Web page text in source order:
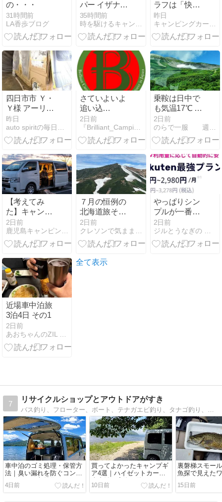
の・・・
31時間前
LA香歩ブログ
パー イザナギ
完成間近
35時間前
ラフは「快適
使用温度」で
選ぶ｜3シー
ズン用が秋冬
るかを気象庁
の平年値で判
定する完全ガ
イド【2026年
版】
昨日
四日市市 Ｙ・
Ｙ様 アーリー
のボティ側＆
内装パーツの
ペイントが完
昨日
さていよいよ
追い込
み！！〜しか
し腰は重い
（笑）〜今年
ントが次々
と！！
2日前
乗鞍は日中で
も気温17℃ そ
んな旅の途中
です
2日前
【考えてみ
た】キャンピ
ングカーで急
遽家出した
ら、何日暮ら
2日前
７月の恒例の
北海道旅その
15〜大雪山で
間宮岳から中
岳温泉そして
2日前
やっぱりシン
プルが一番！
楽天モバイル
へ戻る
2日前
近場車中泊旅
3泊4日 その1
2日前
全て表示
7
リサイクルショップとアウトドアがすき
車中泊のゴミ処理・保管方
法｜臭い漏れを防ぐコンテ
ナボックス収納術
4日前
買ってよかったキャンプギ
ア4選｜ハイゼットカーゴ
車中泊で実際に使ってみた
10日前
裏磐梯スモー
魚探で見えた
ビパターン
15日前